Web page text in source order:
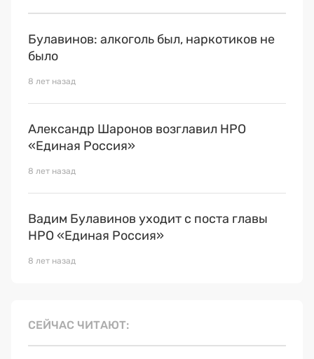
Булавинов: алкоголь был, наркотиков не
было
8 лет назад
Александр Шаронов возглавил НРО
«Единая Россия»
8 лет назад
Вадим Булавинов уходит с поста главы
НРО «Единая Россия»
8 лет назад
СЕЙЧАС ЧИТАЮТ